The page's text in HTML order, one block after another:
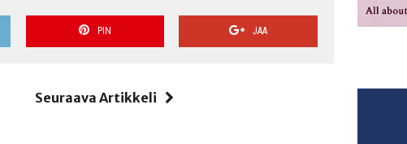
PIN JAA
Seuraava Artikkeli